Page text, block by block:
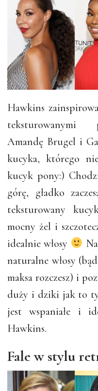
Hawkins
teksturowanymi
Amandę Brugel i
kucyka, którego
kucyk pony:)
górę, gładko
teksturowany
mocny żel i
idealnie włosy
naturalne włosy
maksa rozczesz) i
duży i dziki jak to
jest wspaniałe i
Hawkins.
Fale w stylu